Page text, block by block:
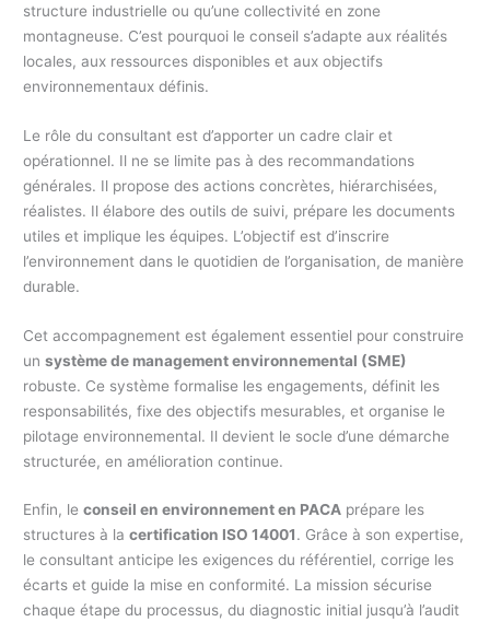
structure industrielle ou qu’une collectivité en zone
montagneuse. C’est pourquoi le conseil s’adapte aux réalités
locales, aux ressources disponibles et aux objectifs
environnementaux définis.
Le rôle du consultant est d’apporter un cadre clair et
opérationnel. Il ne se limite pas à des recommandations
générales. Il propose des actions concrètes, hiérarchisées,
réalistes. Il élabore des outils de suivi, prépare les documents
utiles et implique les équipes. L’objectif est d’inscrire
l’environnement dans le quotidien de l’organisation, de manière
durable.
Cet accompagnement est également essentiel pour construire
unsystème de management environnemental (SME)
robuste. Ce système formalise les engagements, définit les
responsabilités, fixe des objectifs mesurables, et organise le
pilotage environnemental. Il devient le socle d’une démarche
structurée, en amélioration continue.
Enfin, leconseil en environnement en PACA prépare les
structures à lacertification ISO 14001. Grâce à son expertise,
le consultant anticipe les exigences du référentiel, corrige les
écarts et guide la mise en conformité. La mission sécurise
chaque étape du processus, du diagnostic initial jusqu’à l’audit